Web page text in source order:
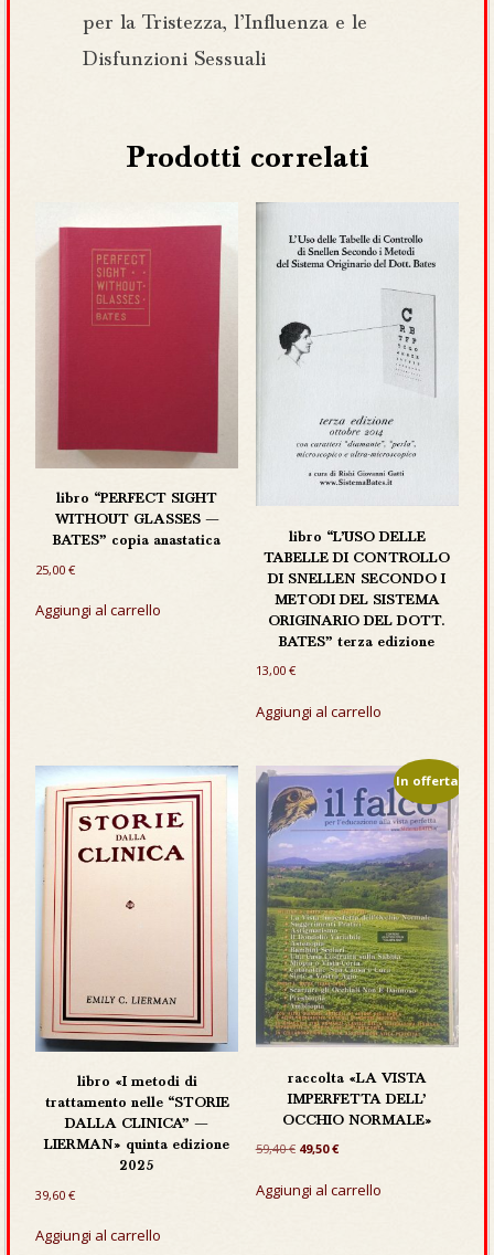
per la Tristezza, l’Influenza e le
Disfunzioni Sessuali
Prodotti correlati
libro “PERFECT SIGHT
WITHOUT GLASSES —
BATES” copia anastatica
25,00€
Aggiungi al carrello
libro “L’USO DELLE
TABELLE DI CONTROLLO
DI SNELLEN SECONDO I
METODI DEL SISTEMA
ORIGINARIO DEL DOTT.
BATES” terza edizione
13,00 €
Aggiungi al carrello
libro «I metodi di
trattamento nelle “STORIE
DALLA CLINICA” —
LIERMAN» quinta edizione
2025
39,60€
Aggiungi al carrello
In offerta!
raccolta «LA VISTA
IMPERFETTA DELL’
OCCHIO NORMALE»
59,40€ Il
originale
era:
49,50€Il
attuale
Aggiungi al carrello